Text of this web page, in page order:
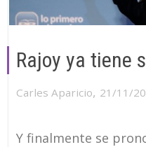
Rajoy ya tiene
Carles Aparicio, 21/11/
Y finalmente se